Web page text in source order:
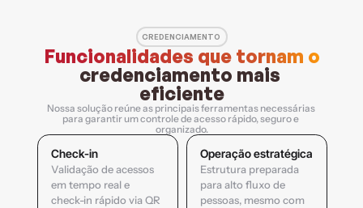
CREDENCIAMENTO
Funcionalidades que tornam o
credenciamento mais
eficiente
Nossa solução reúne as principais ferramentas necessárias
para garantir um controle de acesso rápido, seguro e
organizado.
Check-in
Validação de acessos
em tempo real e
check-in rápido via QR
Operação estratégica
Estrutura preparada
para alto fluxo de
pessoas, mesmo com